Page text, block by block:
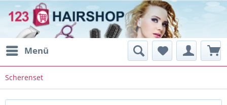
Menü
Scherenset